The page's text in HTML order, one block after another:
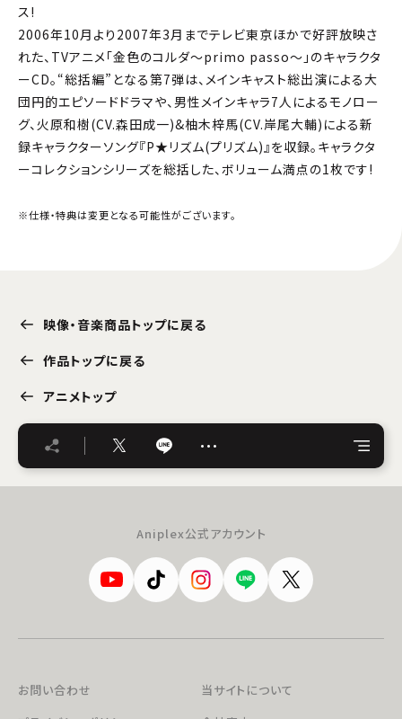
ス!
2006年10月より2007年3月までテレビ東京ほかで好評放映さ
れた、TVアニメ「金色のコルダ〜primo passo〜」のキャラクタ
ーCD。“総括編”となる第7弾は、メインキャスト総出演による大
団円的エピソードドラマや、男性メインキャラ7人によるモノロー
グ、火原和樹(CV.森田成一)&柚木梓馬(CV.岸尾大輔)による新
録キャラクターソング『P★リズム(プリズム)』を収録。キャラクタ
ーコレクションシリーズを総括した、ボリューム満点の1枚です!
※仕様・特典は変更となる可能性がございます。
映像・音楽商品トップに戻る
作品トップに戻る
アニメトップ
…
Aniplex公式アカウント
お問い合わせ
当サイトについて